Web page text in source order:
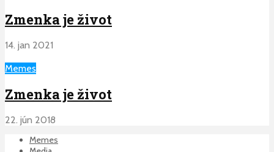
Zmenka je život
14. jan 2021
Memes
Zmenka je život
22. jún 2018
Memes